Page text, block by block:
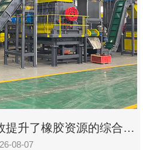
提升了橡胶资源的综合利
用率08-07